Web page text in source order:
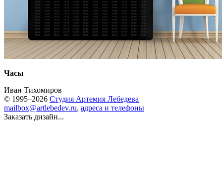
Часы
Иван Тихомиров
© 1995–2026 Студия Артемия Лебедева
mailbox@artlebedev.ru, адреса и телефоны
Заказать дизайн...